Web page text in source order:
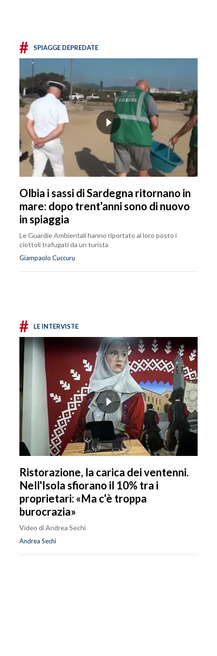
# SPIAGGE DEPREDATE
Olbia i sassi di Sardegna ritornano in
mare: dopo trent'anni sono di nuovo
in spiaggia
Le Guardie Ambientali hanno riportato al loro posto i
ciottoli trafugati da un turista
Giampaolo Cuccuru
# LE INTERVISTE
Ristorazione, la carica dei ventenni.
Nell'Isola sfiorano il 10% tra i
proprietari: «Ma c'è troppa
burocrazia»
Video di Andrea Sechi
Andrea Sechi